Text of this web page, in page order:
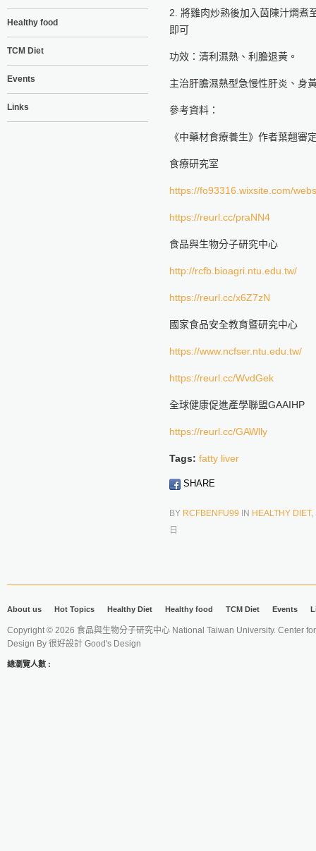
Healthy food
TCM Diet
Events
Links
2. 將雞肉炒熟後加入茵陳汁燜煮
即可
功效：清利濕熱、利膽退黃。
主治肝膽濕熱型急慢性肝炎、身
參考資料：
《中藥材食療養生》作者葉翹審
食療研究室
https://fo93316.wixsite.com/
https://reurl.cc/praNN4
食品與生物分子研究中心
http://rcfb.bioagri.ntu.edu.tw/
https://reurl.cc/x6Z7zN
國家食品安全教育暨研究中心
https://www.ncfser.ntu.edu.tw/
https://reurl.cc/WvdGek
全球健康促進產學聯盟GAAIHP
https://reurl.cc/GAWlly
Tags: fatty liver
SHARE
BY RCFBENFU99 IN HEALTHY DIET,
日
About us Hot Topics Healthy Diet Healthy food TCM Diet Events
Copyright © 2026 食品與生物分子研究中心 National Taiwan University. Center
Design By 很好設計 Good's Design
總瀏覽人數 :